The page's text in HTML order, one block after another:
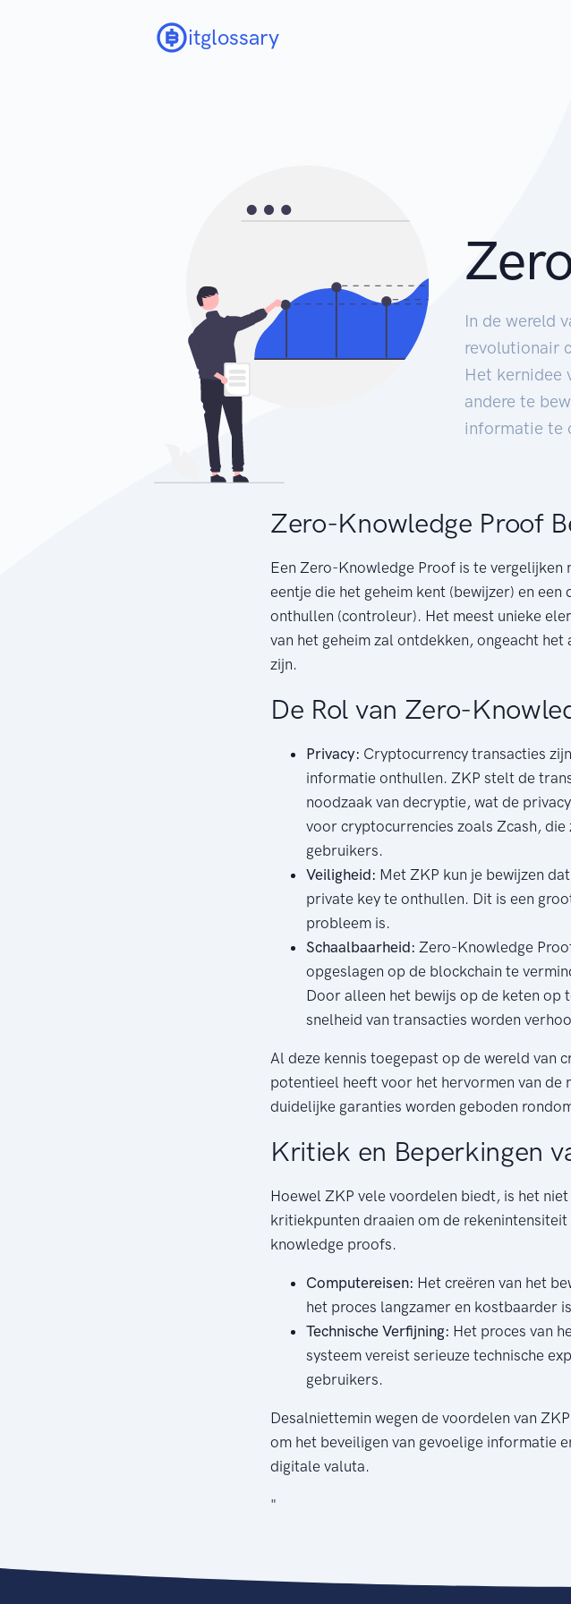
itglossary
In de wereld
revolutionair
Het kernidee
andere te
informatie te
Zero-Knowledge Proof
Een Zero-Knowledge Proof is te
eentje die het geheim kent (bewijzer) en
onthullen (controleur). Het meest unieke
van het geheim zal ontdekken, ongeacht
zijn.
De Rol van Zero-
Privacy: Cryptocurrency transacties
informatie onthullen. ZKP stelt de
noodzaak van decryptie, wat de
voor cryptocurrencies zoals Zcash,
gebruikers.
Veiligheid: Met ZKP kun je bewijzen
private key te onthullen. Dit is een
probleem is.
Schaalbaarheid: Zero-Knowledge
opgeslagen op de blockchain te
Door alleen het bewijs op de keten op
snelheid van transacties worden
Al deze kennis toegepast op de wereld van
potentieel heeft voor het hervormen van
duidelijke garanties worden geboden
Kritiek en Beperkingen
Hoewel ZKP vele voordelen biedt, is het
kritiekpunten draaien om de
knowledge proofs.
Computereisen: Het creëren van het
het proces langzamer en kostbaarder
Technische Verfijning: Het proces van
systeem vereist serieuze technische
gebruikers.
Desalniettemin wegen de voordelen van
om het beveiligen van gevoelige informatie
digitale valuta.
"